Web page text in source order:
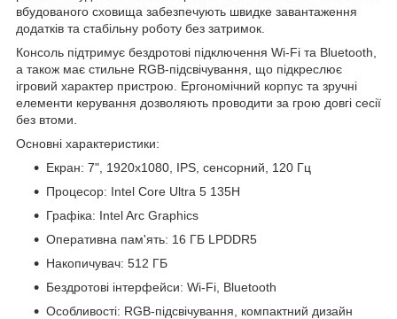
вбудованого сховища забезпечують швидке завантаження
додатків та стабільну роботу без затримок.
Консоль підтримує бездротові підключення Wi-Fi та Bluetooth,
а також має стильне RGB-підсвічування, що підкреслює
ігровий характер пристрою. Ергономічний корпус та зручні
елементи керування дозволяють проводити за грою довгі сесії
без втоми.
Основні характеристики:
Екран: 7", 1920x1080, IPS, сенсорний, 120 Гц
Процесор: Intel Core Ultra 5 135H
Графіка: Intel Arc Graphics
Оперативна пам'ять: 16 ГБ LPDDR5
Накопичувач: 512 ГБ
Бездротові інтерфейси: Wi-Fi, Bluetooth
Особливості: RGB-підсвічування, компактний дизайн